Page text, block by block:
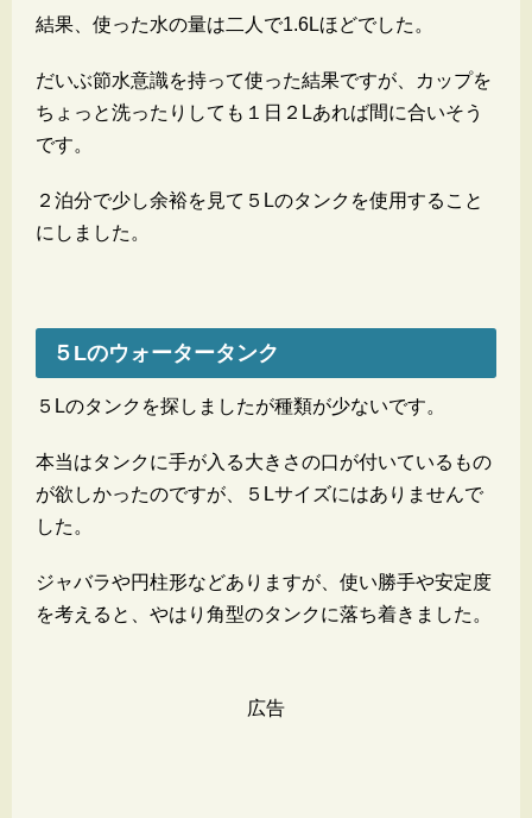
結果、使った水の量は二人で1.6Lほどでした。
だいぶ節水意識を持って使った結果ですが、カップを
ちょっと洗ったりしても１日２Lあれば間に合いそう
です。
２泊分で少し余裕を見て５Lのタンクを使用すること
にしました。
５Lのウォータータンク
５Lのタンクを探しましたが種類が少ないです。
本当はタンクに手が入る大きさの口が付いているもの
が欲しかったのですが、５Lサイズにはありませんで
した。
ジャバラや円柱形などありますが、使い勝手や安定度
を考えると、やはり角型のタンクに落ち着きました。
広告